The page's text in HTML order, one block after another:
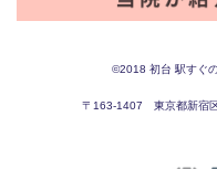
©︎2018 初台 駅すぐ
〒163-1407 東京都新宿